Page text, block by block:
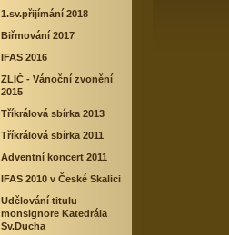
1.sv.přijímání 2018
Biřmování 2017
IFAS 2016
ZLIČ - Vánoční zvonění
2015
Tříkrálová sbírka 2013
Tříkrálová sbírka 2011
Adventní koncert 2011
IFAS 2010 v České Skalici
Udělování titulu
monsignore Katedrála
Sv.Ducha